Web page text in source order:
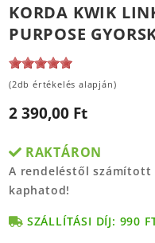
KORDA KWIK
PURPOSE
(2db értékelés alapján)
2 390,00 Ft
RAKTÁRON
A rendeléstől számított
kaphatod!
SZÁLLÍTÁSI DÍJ: 990